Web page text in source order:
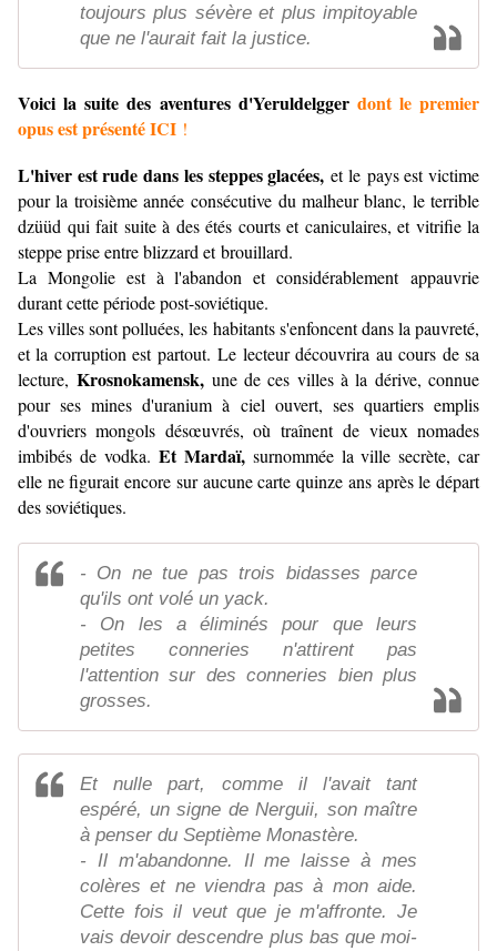
toujours plus sévère et plus impitoyable
que ne l'aurait fait la justice.
Voici la suite des aventures d'Yeruldelggerdont le premier
opus est présenté ICI !
L'hiver est rude dans les steppes glacées, et le pays est victime
pour la troisième année consécutive du malheur blanc, le terrible
dzüüd qui fait suite à des étés courts et caniculaires, et vitrifie la
steppe prise entre blizzard et brouillard.
La Mongolie est à l'abandon et considérablement appauvrie
durant cette période post-soviétique.
Les villes sont polluées, les habitants s'enfoncent dans la pauvreté,
et la corruption est partout.Le lecteur découvrira au cours de sa
lecture,Krosnokamensk, une de ces villes à la dérive, connue
pour ses mines d'uranium à ciel ouvert, ses quartiers emplis
d'ouvriers mongols désœuvrés, où traînent de vieux nomades
imbibés de vodka.Et Mardaï, surnommée la ville secrète, car
elle ne figurait encore sur aucune carte quinze ans après le départ
des soviétiques.
- On ne tue pas trois bidasses parce
qu'ils ont volé un yack.
- On les a éliminés pour que leurs
petites conneries n'attirent pas
l'attention sur des conneries bien plus
grosses.
Et nulle part, comme il l'avait tant
espéré, un signe de Nerguii, son maître
à penser du Septième Monastère.
- Il m'abandonne. Il me laisse à mes
colères et ne viendra pas à mon aide.
Cette fois il veut que je m'affronte. Je
vais devoir descendre plus bas que moi-